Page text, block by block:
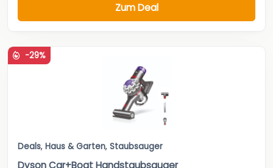
Zum Deal
-29%
Deals, Haus & Garten, Staubsauger
Dyson Car+Boat Handstaubsauger